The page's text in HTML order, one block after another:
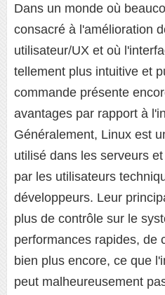
Dans un monde où
consacré à l'amélioration
utilisateur/UX et où
tellement plus intuitive et
commande présente
avantages par rapport à
Généralement, Linux est
utilisé dans les serveurs
par les utilisateurs
développeurs. Leur
plus de contrôle sur le
performances rapides, de
bien plus encore, ce que
peut malheureusement